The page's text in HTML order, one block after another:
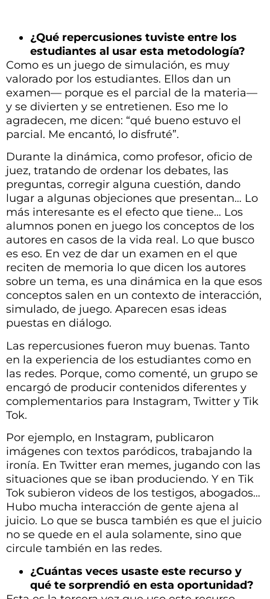
¿Qué repercusiones tuviste entre los
estudiantes al usar esta metodología?
Como es un juego de simulación, es muy
valorado por los estudiantes. Ellos dan un
examen— porque es el parcial de la materia—
y se divierten y se entretienen. Eso me lo
agradecen, me dicen: “qué bueno estuvo el
parcial. Me encantó, lo disfruté”.
Durante la dinámica, como profesor, oficio de
juez, tratando de ordenar los debates, las
preguntas, corregir alguna cuestión, dando
lugar a algunas objeciones que presentan… Lo
más interesante es el efecto que tiene… Los
alumnos ponen en juego los conceptos de los
autores en casos de la vida real. Lo que busco
es eso. En vez de dar un examen en el que
reciten de memoria lo que dicen los autores
sobre un tema, es una dinámica en la que esos
conceptos salen en un contexto de interacción,
simulado, de juego. Aparecen esas ideas
puestas en diálogo.
Las repercusiones fueron muy buenas. Tanto
en la experiencia de los estudiantes como en
las redes. Porque, como comenté, un grupo se
encargó de producir contenidos diferentes y
complementarios para Instagram, Twitter y Tik
Tok.
Por ejemplo, en Instagram, publicaron
imágenes con textos paródicos, trabajando la
ironía. En Twitter eran memes, jugando con las
situaciones que se iban produciendo. Y en Tik
Tok subieron videos de los testigos, abogados…
Hubo mucha interacción de gente ajena al
juicio. Lo que se busca también es que el juicio
no se quede en el aula solamente, sino que
circule también en las redes.
¿Cuántas veces usaste este recurso y
qué te sorprendió en esta oportunidad?